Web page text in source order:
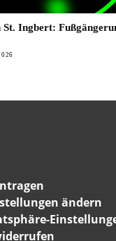
St. Ingbert:
ändern